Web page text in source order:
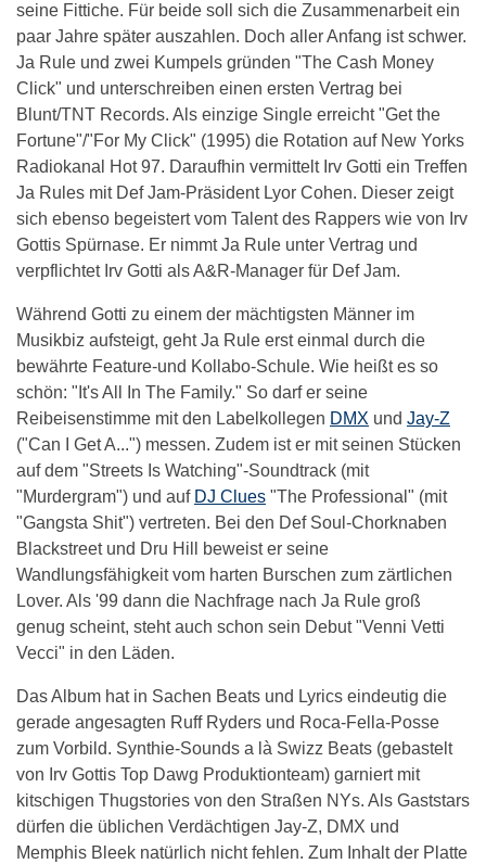
seine Fittiche. Für beide soll sich die Zusammenarbeit ein
paar Jahre später auszahlen. Doch aller Anfang ist schwer.
Ja Rule und zwei Kumpels gründen "The Cash Money
Click" und unterschreiben einen ersten Vertrag bei
Blunt/TNT Records. Als einzige Single erreicht "Get the
Fortune"/"For My Click" (1995) die Rotation auf New Yorks
Radiokanal Hot 97. Daraufhin vermittelt Irv Gotti ein Treffen
Ja Rules mit Def Jam-Präsident Lyor Cohen. Dieser zeigt
sich ebenso begeistert vom Talent des Rappers wie von Irv
Gottis Spürnase. Er nimmt Ja Rule unter Vertrag und
verpflichtet Irv Gotti als A&R-Manager für Def Jam.
Während Gotti zu einem der mächtigsten Männer im
Musikbiz aufsteigt, geht Ja Rule erst einmal durch die
bewährte Feature-und Kollabo-Schule. Wie heißt es so
schön: "It's All In The Family." So darf er seine
Reibeisenstimme mit den Labelkollegen DMX und Jay-Z
("Can I Get A...") messen. Zudem ist er mit seinen Stücken
auf dem "Streets Is Watching"-Soundtrack (mit
"Murdergram") und auf DJ Clues "The Professional" (mit
"Gangsta Shit") vertreten. Bei den Def Soul-Chorknaben
Blackstreet und Dru Hill beweist er seine
Wandlungsfähigkeit vom harten Burschen zum zärtlichen
Lover. Als '99 dann die Nachfrage nach Ja Rule groß
genug scheint, steht auch schon sein Debut "Venni Vetti
Vecci" in den Läden.
Das Album hat in Sachen Beats und Lyrics eindeutig die
gerade angesagten Ruff Ryders und Roca-Fella-Posse
zum Vorbild. Synthie-Sounds a là Swizz Beats (gebastelt
von Irv Gottis Top Dawg Produktionteam) garniert mit
kitschigen Thugstories von den Straßen NYs. Als Gaststars
dürfen die üblichen Verdächtigen Jay-Z, DMX und
Memphis Bleek natürlich nicht fehlen. Zum Inhalt der Platte